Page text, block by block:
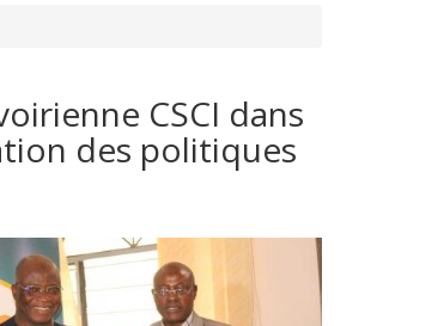
CSCI dans
des politiques